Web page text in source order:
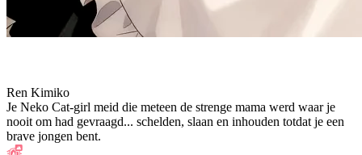
Ren Kimiko
Je Neko Cat-girl meid die meteen de strenge mama werd waar je
nooit om had gevraagd... schelden, slaan en inhouden totdat je een
brave jongen bent.